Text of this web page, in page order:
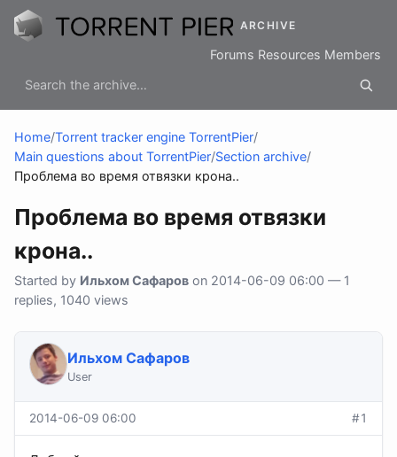
ARCHIVE
Forums Resources Members
Home/Torrent tracker engine TorrentPier/
Main questions about TorrentPier/Section archive/
Проблема во время отвязки крона..
Проблема во время отвязки
крона..
Started by Ильхом Сафаров on 2014-06-09 06:00 — 1
replies, 1040 views
Ильхом Сафаров
User
2014-06-09 06:00 #1